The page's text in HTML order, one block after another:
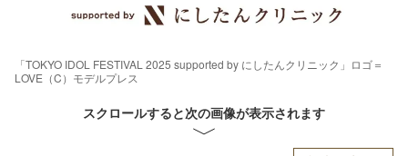
「TOKYO IDOL FESTIVAL 2025 supported by にしたんクリニック」ロゴ＝
LOVE（C）モデルプレス
スクロールすると次の画像が表示されます